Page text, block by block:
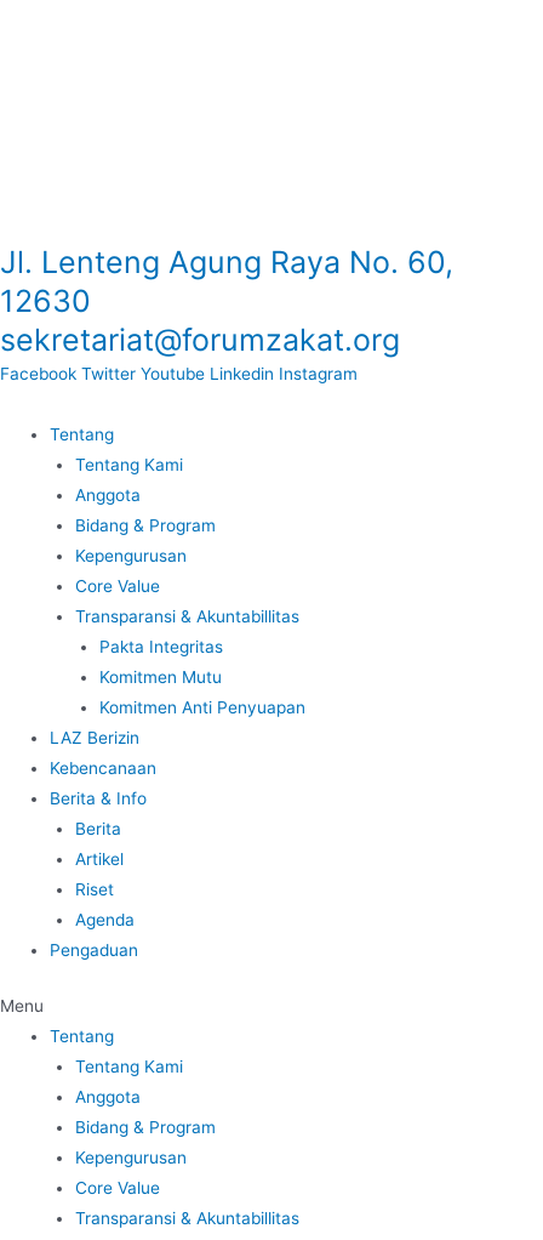
Lewati
ke
konten
Jl. Lenteng Agung Raya No. 60,
12630
sekretariat@forumzakat.org
Facebook Twitter Youtube Linkedin Instagram
Tentang
Tentang Kami
Anggota
Bidang & Program
Kepengurusan
Core Value
Transparansi & Akuntabillitas
Pakta Integritas
Komitmen Mutu
Komitmen Anti Penyuapan
LAZ Berizin
Kebencanaan
Berita & Info
Berita
Artikel
Riset
Agenda
Pengaduan
Menu
Tentang
Tentang Kami
Anggota
Bidang & Program
Kepengurusan
Core Value
Transparansi & Akuntabillitas